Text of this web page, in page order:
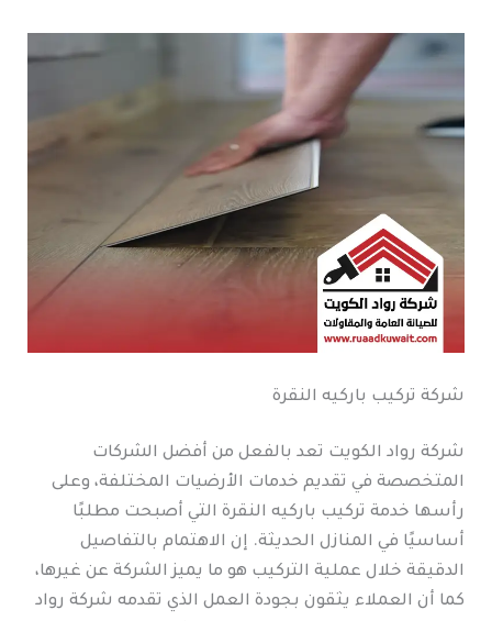
شركة تركيب باركيه النقرة
شركة رواد الكويت تعد بالفعل من أفضل الشركات
المتخصصة في تقديم خدمات الأرضيات المختلفة، وعلى
رأسها خدمة تركيب باركيه النقرة التي أصبحت مطلبًا
أساسيًا في المنازل الحديثة. إن الاهتمام بالتفاصيل
الدقيقة خلال عملية التركيب هو ما يميز الشركة عن غيرها،
كما أن العملاء يثقون بجودة العمل الذي تقدمه شركة رواد